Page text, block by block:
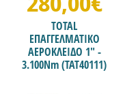
TOTAL
ΕΠΑΓΓΕΛΜΑΤΙΚΟ
ΑΕΡΟΚΛΕΙΔΟ 1" -
3.100Nm (TAT40111)